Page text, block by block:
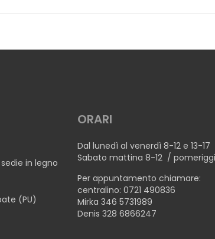
BOTTE
BOTTE
in legno
(PU)
ORARI
Dal lunedì al venerdì 8-12 e 13-17
Sabato mattina 8-12 /
Per appuntamento chiamare:
centralino: 0721 490836
Mirka 346 5731989
Denis 328 6866247